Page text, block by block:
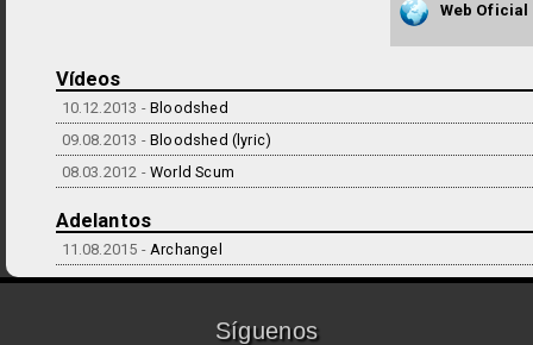
Web Oficial
Vídeos
10.12.2013 - Bloodshed
09.08.2013 - Bloodshed (lyric)
08.03.2012 - World Scum
Adelantos
11.08.2015 - Archangel
Síguenos